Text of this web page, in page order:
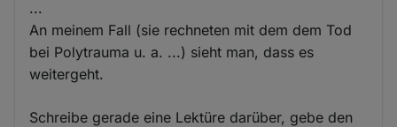
...
An meinem Fall (sie rechneten mit dem dem Tod
bei Polytrauma u. a. ...) sieht man, dass es
weitergeht.
Schreibe gerade eine Lektüre darüber, gebe den